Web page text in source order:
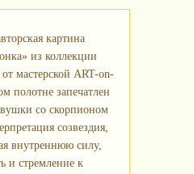
картина
из коллекции
мастерской ART-on-
полотне запечатлен
со скорпионом
созвездия,
внутреннюю силу,
и стремление к